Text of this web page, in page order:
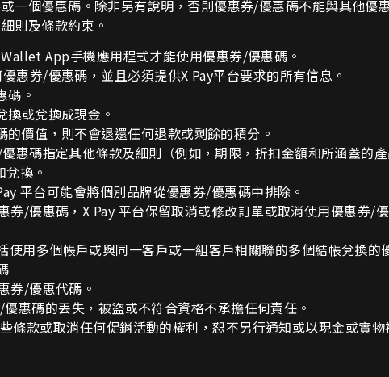
一個優惠碼。除非另有說明，否則優惠券/優惠碼不能與其他優
則及條款約束。
App手機應用程式才能使用優惠券/優惠碼。
惠券/優惠碼，並且必須提供X Pay平台要求的所有信息。
碼。
或兌換成現金。
價值，則不會退還任何退款或剩餘的積分。
惠碼指定其他條款及細則（例如，期限，折扣金額和所涵蓋的
換。
平台可能會將個別品牌從優惠券/優惠碼中排除。
券/優惠碼，X Pay 平台保留取消或修改訂單或取消使用優惠券/
使用多個帳戶或與同一客戶或一組客戶相關聯的多個結帳兌換
券/優惠代碼。
惠碼的丟失，被盜或不符合資格不承擔任何責任。
條款或取消任何促銷活動的權利，恕不另行通知或以現金或實物